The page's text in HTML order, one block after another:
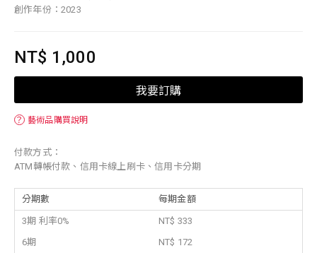
創作年份：2023
NT$ 1,000
我要訂購
？ 藝術品購買說明
付款方式：
ATM轉帳付款、信用卡線上刷卡、信用卡分期
分期數 每期金額
3期 利率0%
NT$ 333
6期
NT$ 172